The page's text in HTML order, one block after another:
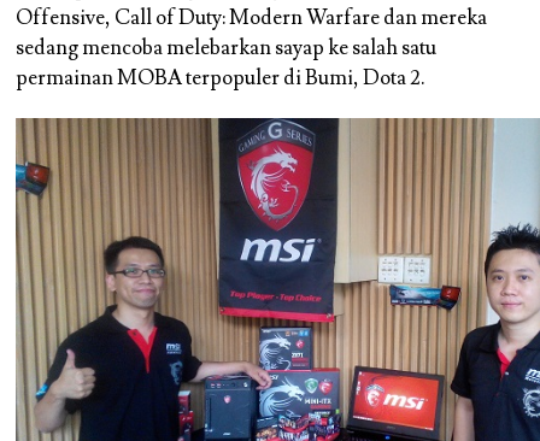
Offensive, Call of Duty: Modern Warfare dan mereka
sedang mencoba melebarkan sayap ke salah satu
permainan MOBA terpopuler di Bumi, Dota 2.